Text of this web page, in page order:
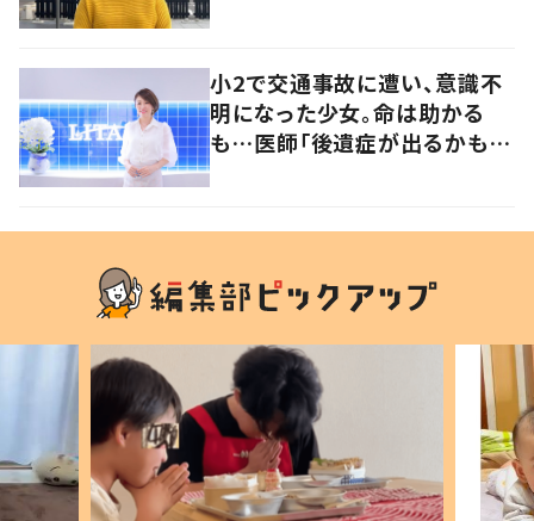
小2で交通事故に遭い、意識不
明になった少女。命は助かる
も…医師「後遺症が出るかもし